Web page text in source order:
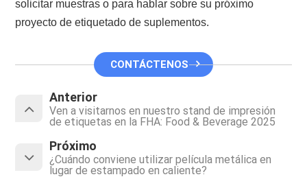
solicitar muestras o para hablar sobre su próximo
proyecto de etiquetado de suplementos.
CONTÁCTENOS
Anterior
Ven a visitarnos en nuestro stand de impresión
de etiquetas en la FHA: Food & Beverage 2025
Próximo
¿Cuándo conviene utilizar película metálica en
lugar de estampado en caliente?